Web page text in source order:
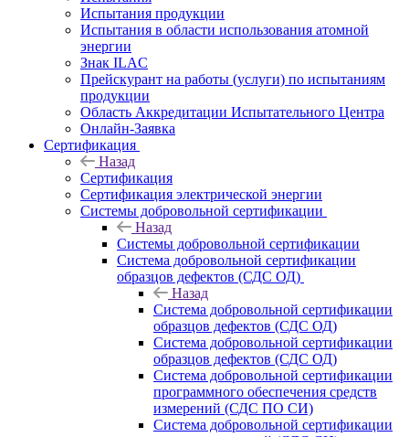
Испытания продукции
Испытания в области использования атомной
энергии
Знак ILAC
Прейскурант на работы (услуги) по испытаниям
продукции
Область Аккредитации Испытательного Центра
Онлайн-Заявка
Сертификация
Назад
Сертификация
Сертификация электрической энергии
Системы добровольной сертификации
Назад
Системы добровольной сертификации
Система добровольной сертификации
образцов дефектов (СДС ОД)
Назад
Система добровольной сертификации
образцов дефектов (СДС ОД)
Система добровольной сертификации
образцов дефектов (СДС ОД)
Система добровольной сертификации
программного обеспечения средств
измерений (СДС ПО СИ)
Система добровольной сертификации